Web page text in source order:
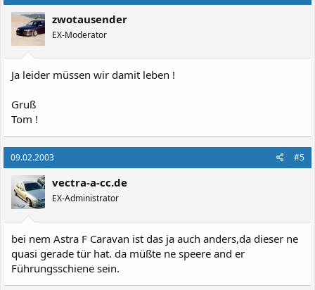
zwotausender
EX-Moderator
Ja leider müssen wir damit leben !
Gruß
Tom !
09.02.2003 #5
vectra-a-cc.de
EX-Administrator
bei nem Astra F Caravan ist das ja auch anders,da dieser ne
quasi gerade tür hat. da müßte ne speere and er
Führungsschiene sein.